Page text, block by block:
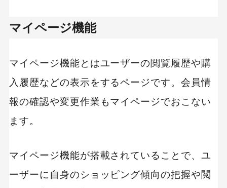
マイページ機能
マイページ機能とはユーザーの閲覧履歴や購
入履歴などの表示をするページです。会員情
報の確認や変更作業もマイページでおこない
ます。
マイページ機能が搭載されていることで、ユ
ーザーに自身のショッピング傾向の把握や閲